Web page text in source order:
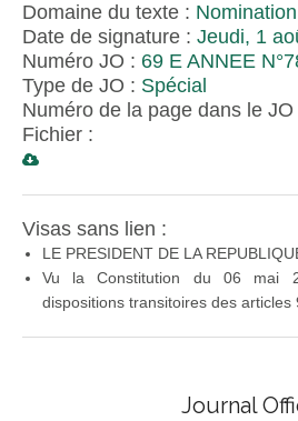
Domaine du texte :
Date de signature : Jeudi, 1
Numéro JO : 69 E ANNEE
Type de JO : Spécial
Numéro de la page dans le JO
Fichier :
Visas sans lien :
LE PRESIDENT DE LA
Vu la Constitution du 06 mai
dispositions transitoires des articles
Journal